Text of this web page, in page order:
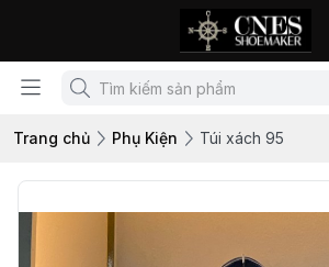
Trang chủ Phụ Kiện Túi xách 95